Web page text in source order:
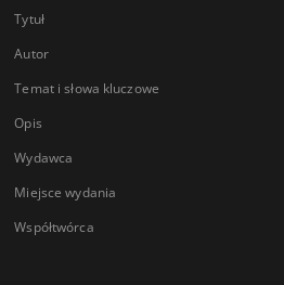
Tytuł
Autor
Temat i słowa kluczowe
Opis
Wydawca
Miejsce wydania
Współtwórca